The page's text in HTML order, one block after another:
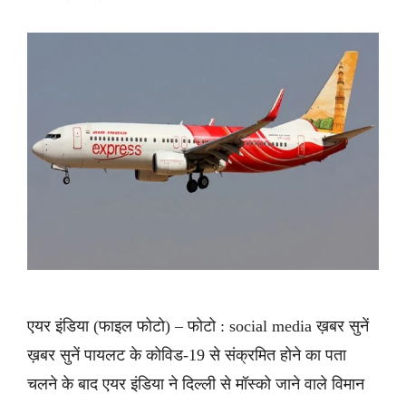
एयर इंडिया (फाइल फोटो) – फोटो : social media ख़बर सुनें
ख़बर सुनें पायलट के कोविड-19 से संक्रमित होने का पता
चलने के बाद एयर इंडिया ने दिल्ली से मॉस्को जाने वाले विमान